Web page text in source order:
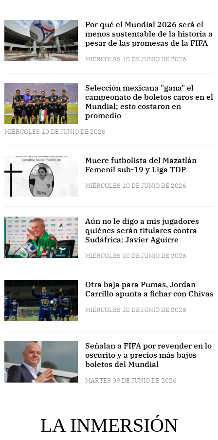
Por qué el Mundial 2026 será el
menos sustentable de la historia a
pesar de las promesas de la FIFA
MIÉRCOLES 10 DE JUNIO DE 2026
Selección mexicana "gana" el
campeonato de boletos caros en el
Mundial; esto costaron en
promedio
MIÉRCOLES 10 DE JUNIO DE 2026
Muere futbolista del Mazatlán
Femenil sub-19 y Liga TDP
MIÉRCOLES 10 DE JUNIO DE 2026
Aún no le digo a mis jugadores
quiénes serán titulares contra
Sudáfrica: Javier Aguirre
MIÉRCOLES 10 DE JUNIO DE 2026
Otra baja para Pumas, Jordan
Carrillo apunta a fichar con Chivas
MIÉRCOLES 10 DE JUNIO DE 2026
Señalan a FIFA por revender en lo
oscurito y a precios más bajos
boletos del Mundial
MARTES 09 DE JUNIO DE 2026
LA INMERSIÓN